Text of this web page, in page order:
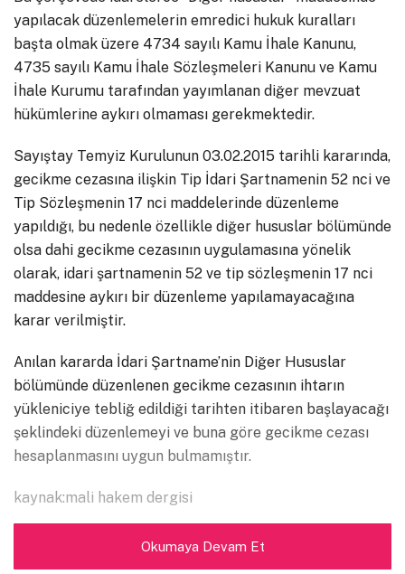
yapılacak düzenlemelerin emredici hukuk kuralları
başta olmak üzere 4734 sayılı Kamu İhale Kanunu,
4735 sayılı Kamu İhale Sözleşmeleri Kanunu ve Kamu
İhale Kurumu tarafından yayımlanan diğer mevzuat
hükümlerine aykırı olmaması gerekmektedir.
Sayıştay Temyiz Kurulunun 03.02.2015 tarihli kararında,
gecikme cezasına ilişkin Tip İdari Şartnamenin 52 nci ve
Tip Sözleşmenin 17 nci maddelerinde düzenleme
yapıldığı, bu nedenle özellikle diğer hususlar bölümünde
olsa dahi gecikme cezasının uygulamasına yönelik
olarak, idari şartnamenin 52 ve tip sözleşmenin 17 nci
maddesine aykırı bir düzenleme yapılamayacağına
karar verilmiştir.
Anılan kararda İdari Şartname’nin Diğer Hususlar
bölümünde düzenlenen gecikme cezasının ihtarın
yükleniciye tebliğ edildiği tarihten itibaren başlayacağı
şeklindeki düzenlemeyi ve buna göre gecikme cezası
hesaplanmasını uygun bulmamıştır.
kaynak:mali hakem dergisi
Okumaya Devam Et